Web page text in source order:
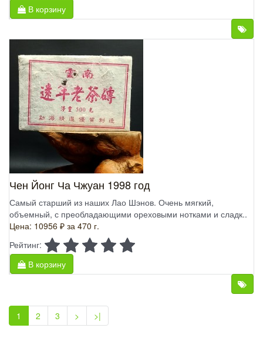
В корзину
Чен Йонг Ча Чжуан 1998 год
Самый старший из наших Лао Шэнов. Очень мягкий,
объемный, с преобладающими ореховыми нотками и сладк..
Цена: 10956 ₽ за 470 г.
Рейтинг:
В корзину
1 2 3 > >|